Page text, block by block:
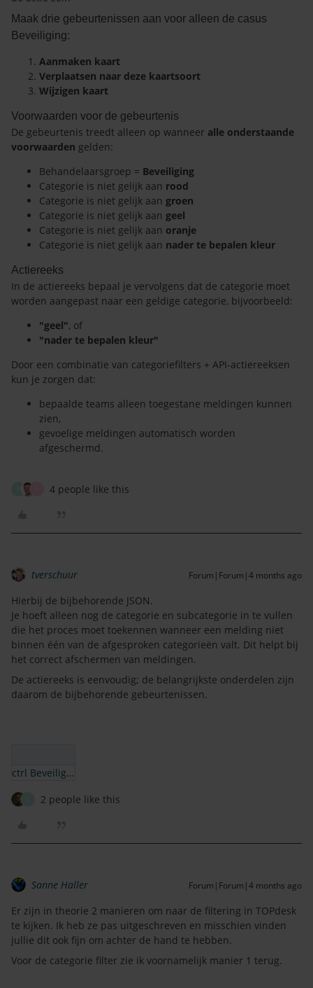
Maak drie gebeurtenissen aan voor alleen de casus
Beveiliging:
Aanmaken kaart
Verplaatsen naar deze kaartsoort
Wijzigen kaart
Voorwaarden voor de gebeurtenis
De gebeurtenis treedt alleen op wanneer alle onderstaande
voorwaarden gelden:
Behandelaarsgroep = Beveiliging
Categorie is niet gelijk aan rood
Categorie is niet gelijk aan groen
Categorie is niet gelijk aan geel
Categorie is niet gelijk aan oranje
Categorie is niet gelijk aan nader te bepalen kleur
Actiereeks
In de actiereeks bepaal je vervolgens dat de categorie moet
worden aangepast naar een geldige categorie, bijvoorbeeld:
"geel", of
"nader te bepalen kleur"
Door een combinatie van categoriefilters + API-actiereeksen
kun je zorgen dat:
bepaalde teams alleen toegestane meldingen kunnen
zien,
gevoelige meldingen automatisch worden
afgeschermd.
4 people like this
tverschuur Forum|Forum|4 months ago
Hierbij de bijbehorende JSON.
Je hoeft alleen nog de categorie en subcategorie in te vullen
die het proces moet toekennen wanneer een melding niet
binnen één van de afgesproken categorieën valt. Dit helpt bij
het correct afschermen van meldingen.
De actiereeks is eenvoudig; de belangrijkste onderdelen zijn
daarom de bijbehorende gebeurtenissen.
ctrl Beveiliging.json
2 people like this
Sanne Haller Forum|Forum|4 months ago
Er zijn in theorie 2 manieren om naar de filtering in TOPdesk
te kijken. Ik heb ze pas uitgeschreven en misschien vinden
jullie dit ook fijn om achter de hand te hebben.
Voor de categorie filter zie ik voornamelijk manier 1 terug.